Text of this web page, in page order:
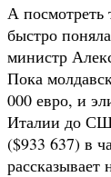
А посмотреть
быстро
министр
Пока
000 евро, и
Италии до
($933 637) в